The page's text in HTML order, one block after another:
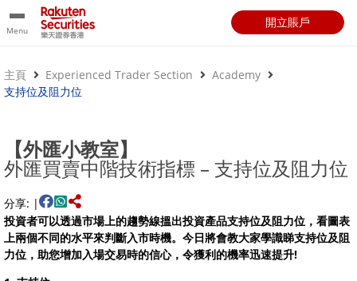
Menu
開立賬戶
主頁 Experienced Trader Section
Academy
支持位及阻力位
【外匯小教室】
外匯買賣中階技術指標 – 支持位及阻力位
分享: |
投資者可以透過市場上的趨勢線搵出投資產品支持位及阻力位，看圖表
上兩個不同的水平來判斷入市時機。今日將會教大家學識睇支持位及阻
力位，助您增加入場交易時的信心，令獲利的機率迅速提升!